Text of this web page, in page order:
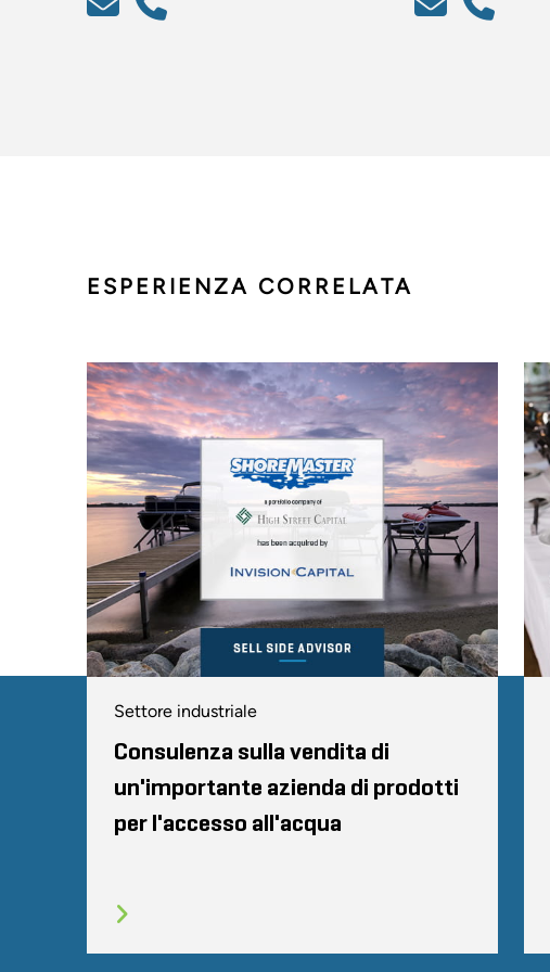
ESPERIENZA CORRELATA
Settore industriale
Consulenza sulla vendita di
un'importante azienda di prodotti
per l'accesso all'acqua